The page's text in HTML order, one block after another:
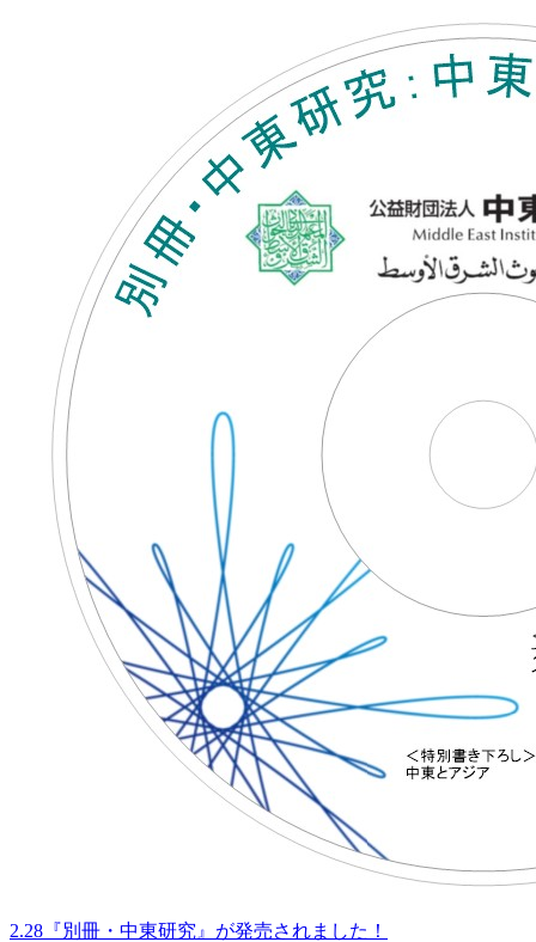
2.28『別冊・中東研究』が発売されました！